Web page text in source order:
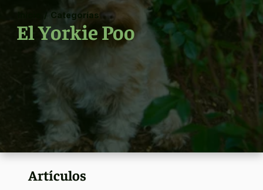
/ Categorías
El Yorkie Poo
Artículos